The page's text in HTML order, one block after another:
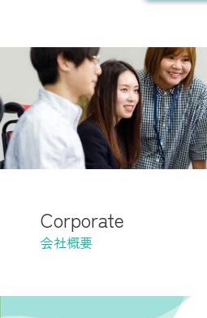
Corporate
会社概要